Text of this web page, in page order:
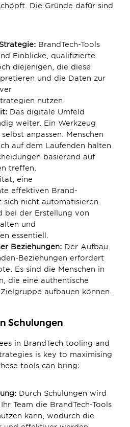
Die Gründe dafür sind
BrandTech-Tools
Einblicke, qualifizierte
diejenigen, die diese
und die Daten zur
nutzen.
Das digitale Umfeld
weiter. Ein Werkzeug
anpassen. Menschen
auf dem Laufenden halten
basierend auf
treffen.
eine
effektiven Brand-
sich nicht automatisieren.
bei der Erstellung von
und
essentiell.
Beziehungen: Der Aufbau
Beziehungen erfordert
Es sind die Menschen in
die eine authentische
aufbauen können.
Schulungen
in BrandTech tooling and
is key to maximising
tools can bring:
Durch Schulungen wird
Team die BrandTech-Tools
kann, wodurch die